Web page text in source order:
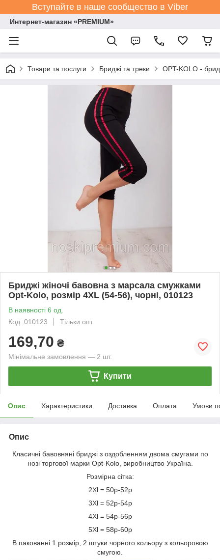
Вступайте в наше сообщество в Viber
Интернет-магазин «PREMIUM»
Товари та послуги Бриджі та треки OPT-KOLO -
Бриджі жіночі бавовна з марсала смужками
Opt-Kolo, розмір 4XL (54-56), чорні, 010123
В наявності 6 од.
Код: 010123
Тільки опт
169,70 ₴
Мінімальне замовлення — 2 шт.
Купити
Опис Характеристики Доставка Оплата Умови
Опис
Класичні бавовняні бриджі з оздобленням двома смугами по
нозі торгової марки Opt-Kolo, виробництво Україна.
Розмірна сітка:
2Xl = 50р-52р
3Xl = 52р-54р
4Xl = 54р-56р
5Xl = 58р-60р
В пакованні 1 розмір, 2 штуки чорного кольору з кольоровою
смугою.